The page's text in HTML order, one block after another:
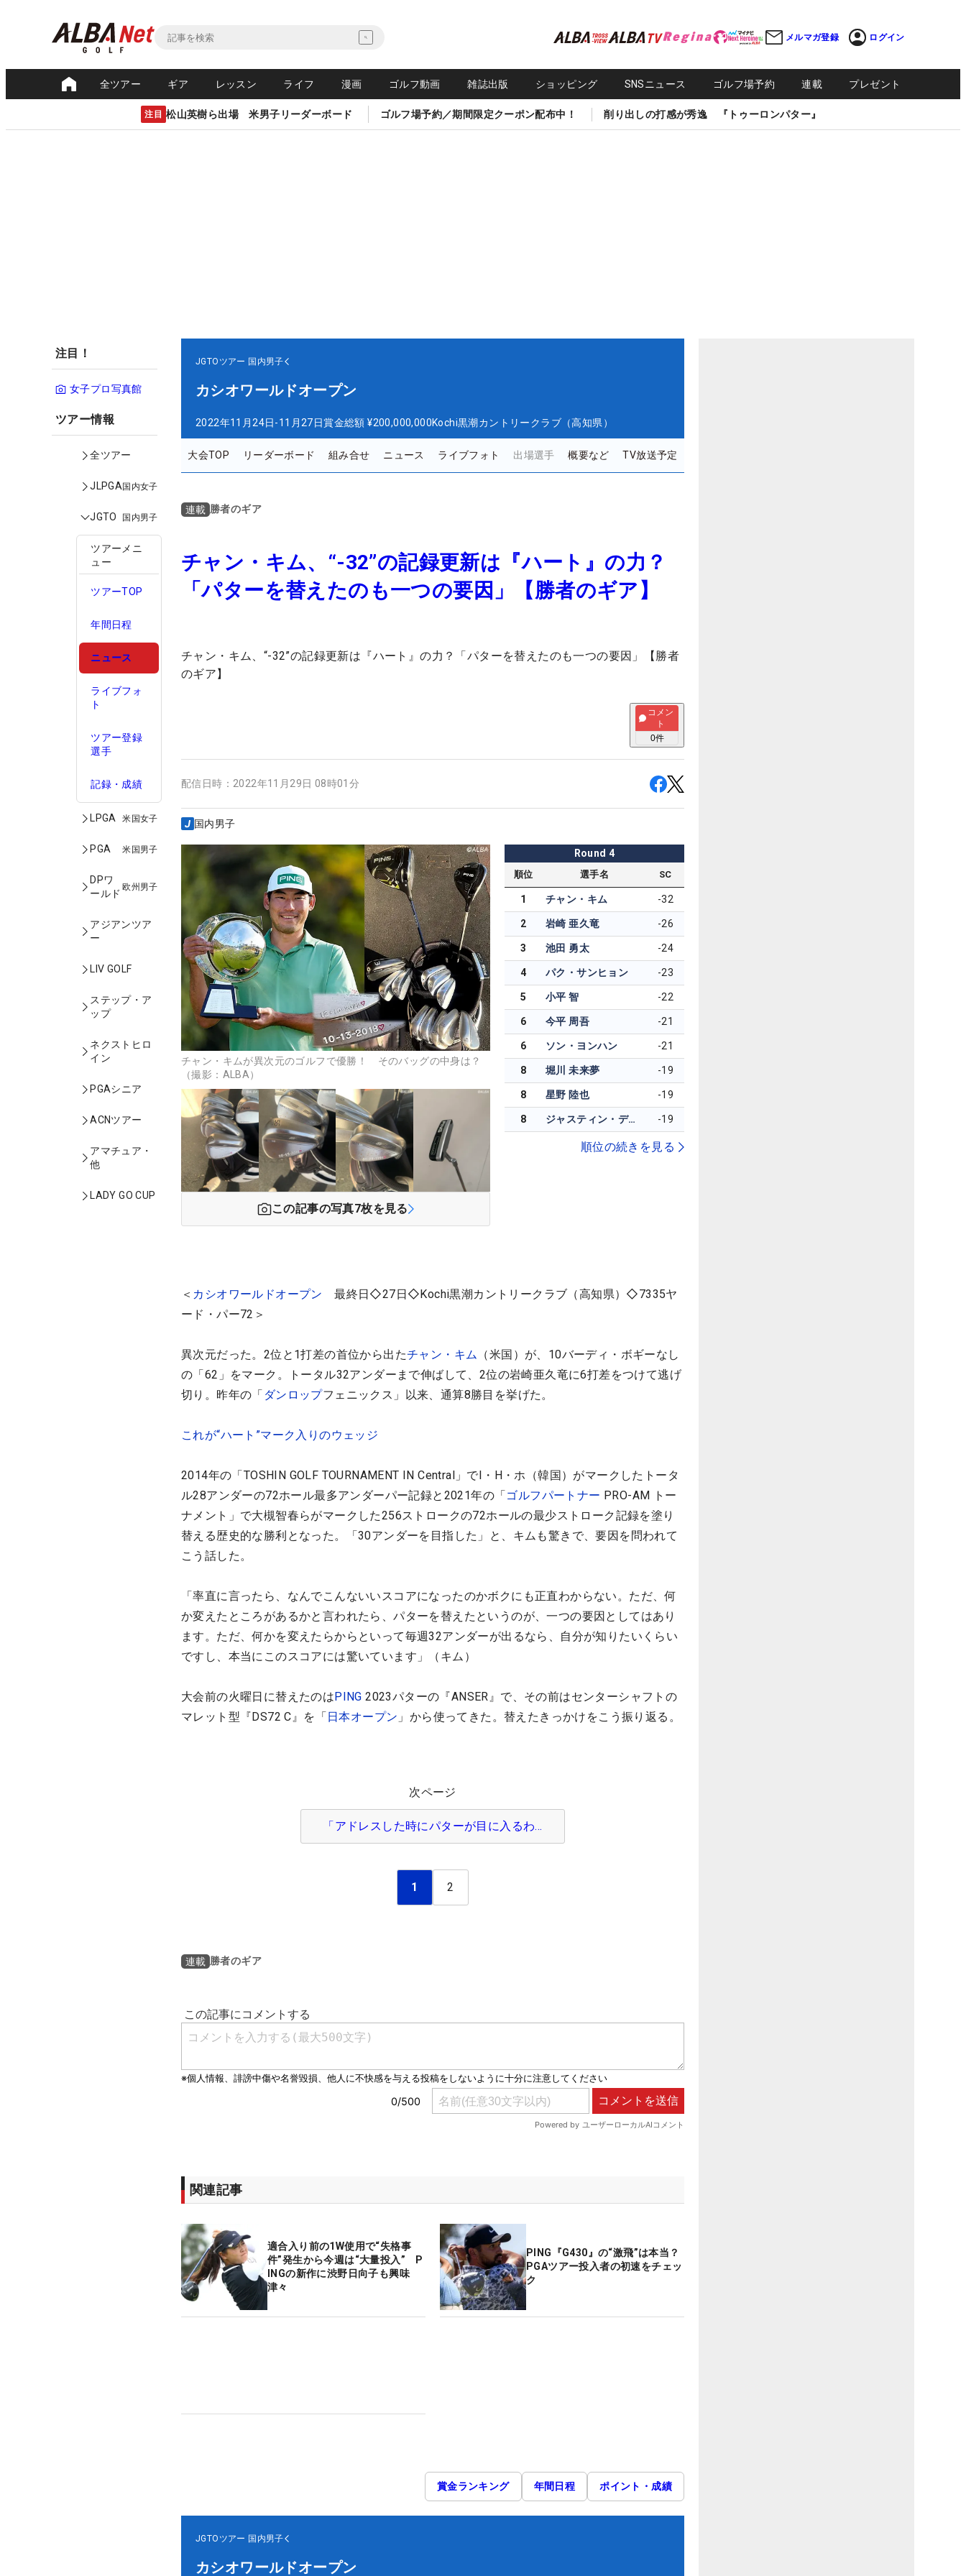
メルマガ登録 ログイン
全ツアー ギア レッスン ライフ 漫画 ゴルフ動画 雑誌出版 ショッピング SNSニュース ゴルフ場予約 連載 プレゼント
注目 松山英樹ら出場 米男子リーダーボード ゴルフ場予約／期間限定クーポン配布中！ 削り出しの打感が秀逸 『トゥーロンパター』
注目！
女子プロ写真館
ツアー情報
全ツアー
JLPGA国内女子
JGTO 国内男子
ツアーメニ
ュー
ツアーTOP
年間日程
ニュース
ライブフォ
ト
ツアー登録
選手
記録・成績
LPGA 米国女子
PGA 米国男子
DPワ
ールド
欧州男子
アジアンツア
ー
LIV GOLF
ステップ・ア
ップ
ネクストヒロ
イン
PGAシニア
ACNツアー
アマチュア・
他
LADY GO CUP
JGTOツアー 国内男子
カシオワールドオープン
2022年11月24日-11月27日賞金総額 ¥200,000,000Kochi黒潮カントリークラブ（高知県）
大会TOP リーダーボード 組み合せ ニュース ライブフォト 出場選手 概要など TV放送予定
連載 勝者のギア
チャン・キム、“-32”の記録更新は『ハート』の力？
「パターを替えたのも一つの要因」【勝者のギア】
チャン・キム、“-32”の記録更新は『ハート』の力？「パターを替えたのも一つの要因」【勝者
のギア】
コメン
ト
0件
配信日時： 2022年11月29日 08時01分
国内男子
チャン・キムが異次元のゴルフで優勝！ そのバッグの中身は？
（撮影：ALBA）
この記事の写真7枚を見る
Round 4
順位 選手名 SC
1 チャン・キム -32
2 岩崎 亜久竜 -26
3 池田 勇太 -24
4 パク・サンヒョン -23
5 小平 智 -22
6 今平 周吾 -21
6 ソン・ヨンハン -21
8 堀川 未来夢 -19
8 星野 陸也 -19
8 ジャスティン・デロスサントス -19
順位の続きを見る
＜ カシオワールドオープン 最終日◇27日◇Kochi黒潮カントリークラブ（高知県）◇7335ヤ
ード・パー72＞
異次元だった。2位と1打差の首位から出たチャン・キム （米国）が、10バーディ・ボギーなし
の「62」をマーク。トータル32アンダーまで伸ばして、2位の岩崎亜久竜に6打差をつけて逃げ
切り。昨年の「 ダンロップフェニックス」以来、通算8勝目を挙げた。
これが“ハート”マーク入りのウェッジ
2014年の「TOSHIN GOLF TOURNAMENT IN Central」でI・H・ホ（韓国）がマークしたトータ
ル28アンダーの72ホール最多アンダーパー記録と2021年の「 ゴルフパートナー PRO-AM トー
ナメント」で大槻智春らがマークした256ストロークの72ホールの最少ストローク記録を塗り
替える歴史的な勝利となった。「30アンダーを目指した」と、キムも驚きで、要因を問われて
こう話した。
「率直に言ったら、なんでこんないいスコアになったのかボクにも正直わからない。ただ、何
か変えたところがあるかと言われたら、パターを替えたというのが、一つの要因としてはあり
ます。ただ、何かを変えたらからといって毎週32アンダーが出るなら、自分が知りたいくらい
ですし、本当にこのスコアには驚いています」（キム）
大会前の火曜日に替えたのは PING 2023パターの『ANSER』で、その前はセンターシャフトの
マレット型『DS72 C』を「 日本オープン 」から使ってきた。替えたきっかけをこう振り返る。
次ページ
「アドレスした時にパターが目に入るわ…
1 2
連載 勝者のギア
関連記事
適合入り前の1W使用で“失格事
件”発生から今週は“大量投入” P
INGの新作に渋野日向子も興味
津々
PING『G430』の“激飛”は本当？
PGAツアー投入者の初速をチェッ
ク
賞金ランキング 年間日程 ポイント・成績
JGTOツアー 国内男子
カシオワールドオープン